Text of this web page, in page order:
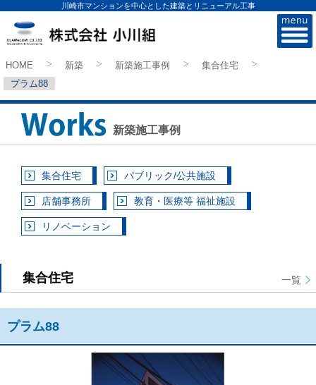
川崎市マンションを中心とした建築とリニューアル工事
HOME >新築 >新築施工事例 >
集合住宅
プラム88
新築施工事例
集合住宅 パブリック/公共施設
店舗事務所 教育・医療等 福祉施設
リノベーション
集合住宅 一覧
プラム88